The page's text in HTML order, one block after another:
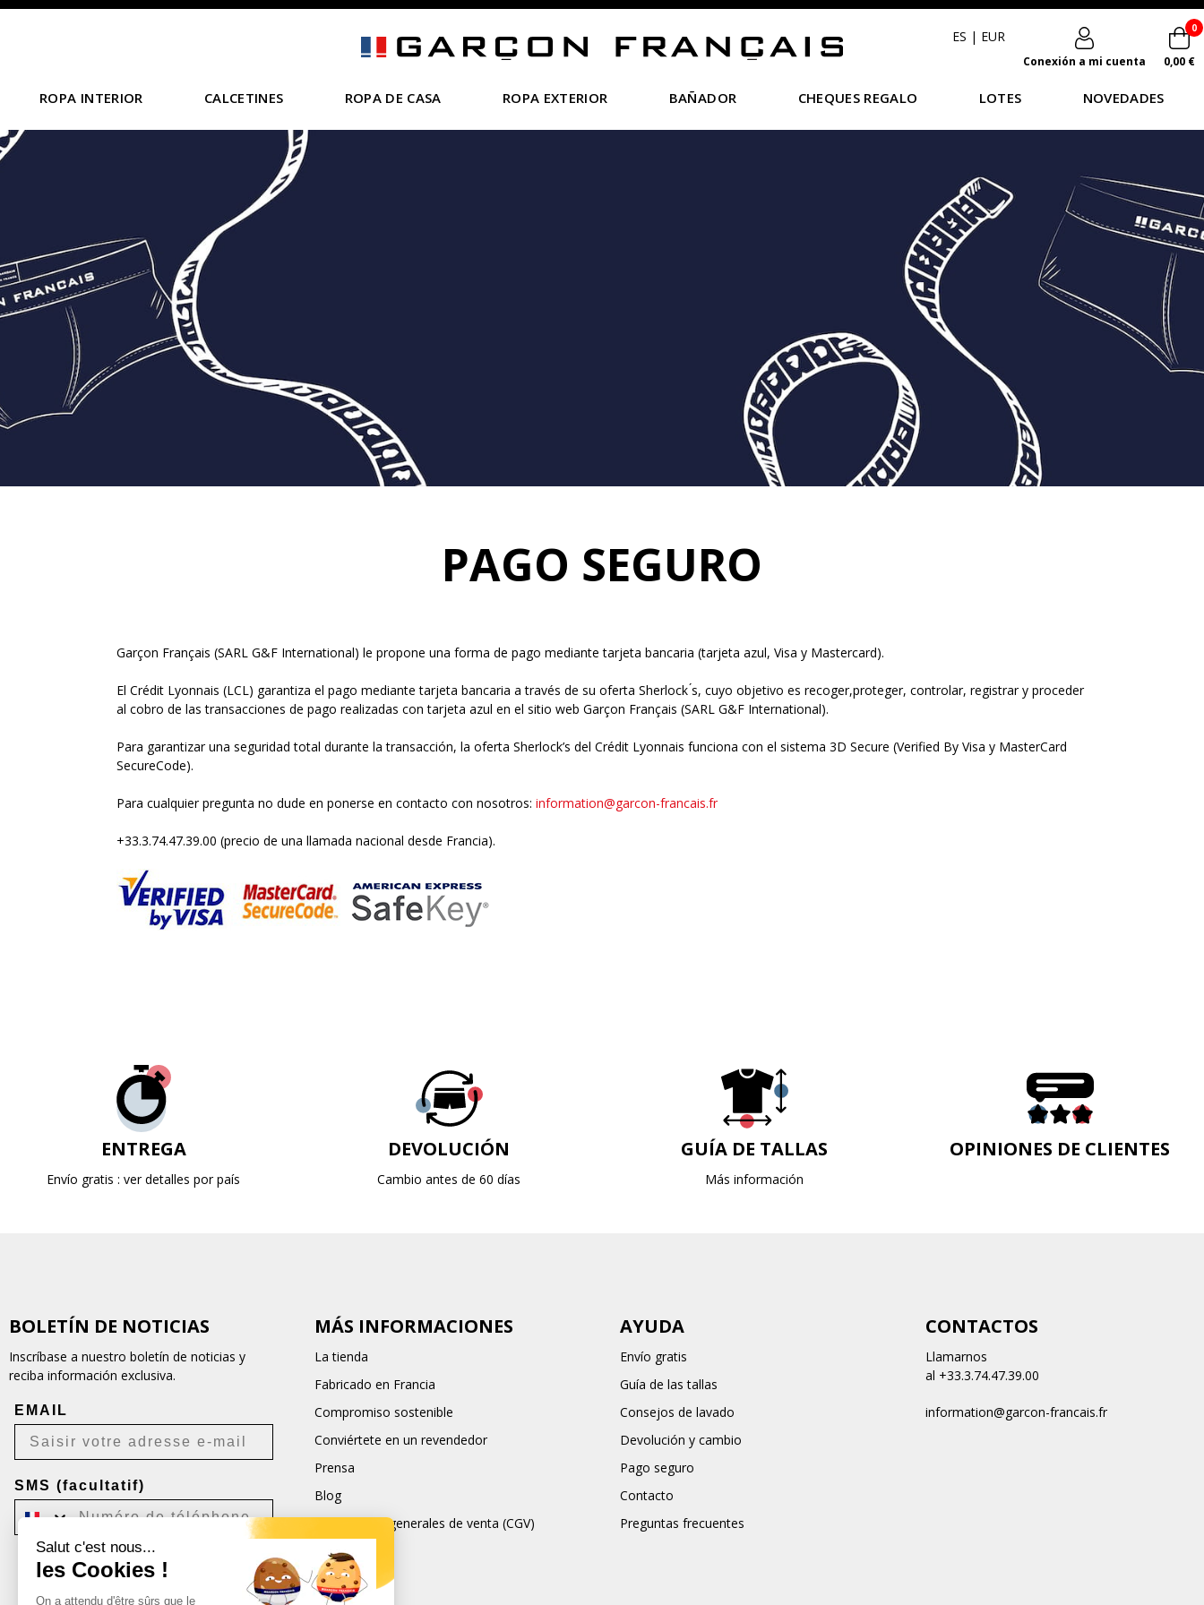
ES | EUR
Conexión a mi cuenta
0
0,00 €
ROPA INTERIOR CALCETINES ROPA DE CASA ROPA EXTERIOR BAÑADOR CHEQUES REGALO LOTES NOVEDADES
PAGO SEGURO
Garçon Français (SARL G&F International) le propone una forma de pago mediante tarjeta bancaria (tarjeta azul, Visa y Mastercard).
El Crédit Lyonnais (LCL) garantiza el pago mediante tarjeta bancaria a través de su oferta Sherlock ́s, cuyo objetivo es recoger,proteger, controlar, registrar y proceder
al cobro de las transacciones de pago realizadas con tarjeta azul en el sitio web Garçon Français (SARL G&F International).
Para garantizar una seguridad total durante la transacción, la oferta Sherlock’s del Crédit Lyonnais funciona con el sistema 3D Secure (Verified By Visa y MasterCard
SecureCode).
Para cualquier pregunta no dude en ponerse en contacto con nosotros: information@garcon-francais.fr
+33.3.74.47.39.00 (precio de una llamada nacional desde Francia).
ENTREGA
Envío gratis : ver detalles por país
DEVOLUCIÓN
Cambio antes de 60 días
GUÍA DE TALLAS
Más información
OPINIONES DE CLIENTES
BOLETÍN DE NOTICIAS
Inscríbase a nuestro boletín de noticias y
reciba información exclusiva.
EMAIL
SMS (facultatif)
Je m'inscris
MÁS INFORMACIONES
La tienda
Fabricado en Francia
Compromiso sostenible
Conviértete en un revendedor
Prensa
Blog
Condiciones generales de venta (CGV)
CGU
AYUDA
Envío gratis
Guía de las tallas
Consejos de lavado
Devolución y cambio
Pago seguro
Contacto
Preguntas frecuentes
CONTACTOS
Llamarnos
al +33.3.74.47.39.00
information@garcon-francais.fr
Salut c'est nous...
les Cookies !
On a attendu d'être sûrs que le